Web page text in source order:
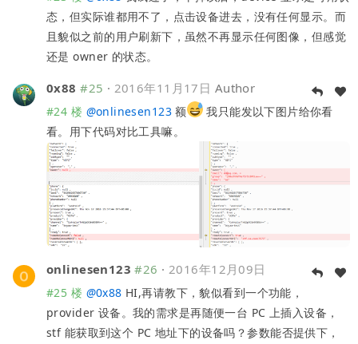
态，但实际谁都用不了，点击设备进去，没有任何显示。而
且貌似之前的用户刷新下，虽然不再显示任何图像，但感觉
还是 owner 的状态。
0x88 #25 · 2016年11月17日 Author
#24 楼 @onlinesen123 额
我只能发以下图片给你看
看。用下代码对比工具嘛。
onlinesen123 #26 · 2016年12月09日
#25 楼 @0x88 HI,再请教下，貌似看到一个功能，
provider 设备。我的需求是再随便一台 PC 上插入设备，
stf 能获取到这个 PC 地址下的设备吗？参数能否提供下，